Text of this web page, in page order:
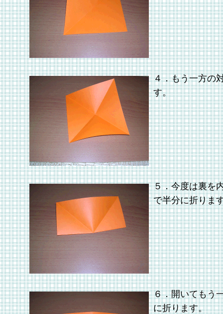
４．もう一方の
す。
５．今度は裏を
で半分に折りま
６．開いてもう
に折ります。